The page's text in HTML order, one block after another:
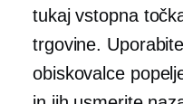
tukaj vstopna
trgovine.
obiskovalce